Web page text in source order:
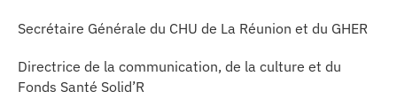
Secrétaire Générale du CHU de La Réunion et du GHER
Directrice de la communication, de la culture et du
Fonds Santé Solid’R